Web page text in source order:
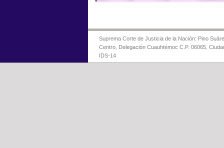
Suprema Corte de Justicia de la Nación: Pino
Centro, Delegación Cuauhtémoc C.P. 06065,
IDS-14